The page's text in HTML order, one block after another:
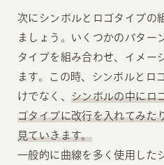
次にシンボルとロゴタイプの
ましょう。いくつかのパター
タイプを組み合わせ、イメー
ます。この時、シンボルとロ
けでなく、 シンボルの中にロ
ゴタイプに改行を入れてみた
見ていきます。
一般的に曲線を多く使用した